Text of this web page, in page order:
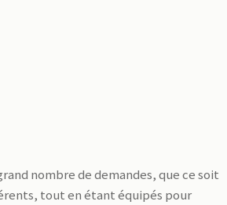
nombre de demandes, que ce soit
tout en étant équipés pour